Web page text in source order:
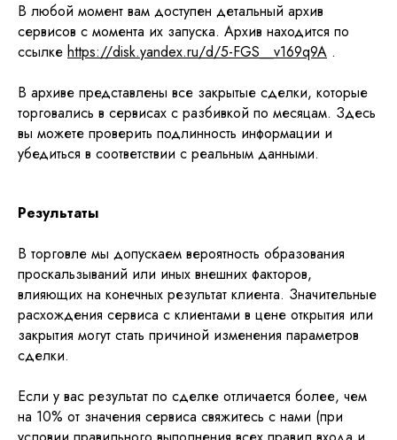
В любой момент вам доступен детальный архив
сервисов с момента их запуска. Архив находится по
ссылке https://disk.yandex.ru/d/5-FGS__v169q9A .
В архиве представлены все закрытые сделки, которые
торговались в сервисах с разбивкой по месяцам. Здесь
вы можете проверить подлинность информации и
убедиться в соответствии с реальным данными.
Результаты
В торговле мы допускаем вероятность образования
проскальзываний или иных внешних факторов,
влияющих на конечных результат клиента. Значительные
расхождения сервиса с клиентами в цене открытия или
закрытия могут стать причиной изменения параметров
сделки.
Если у вас результат по сделке отличается более, чем
на 10% от значения сервиса свяжитесь с нами (при